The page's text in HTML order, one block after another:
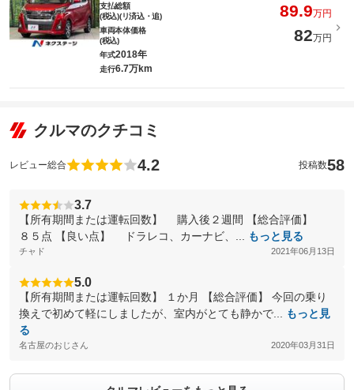
支払総額
(税込)(リ済込・追)
89.9万円
車両本体価格
(税込)
82万円
年式2018年
走行6.7万km
クルマのクチコミ
レビュー総合 4.2 投稿数58
3.7
【所有期間または運転回数】 購入後２週間 【総合評価】
８５点 【良い点】 ドラレコ、カーナビ、...
もっと見る
チャド 2021年06月13日
5.0
【所有期間または運転回数】 １か月 【総合評価】 今回の乗り
換えで初めて軽にしましたが、室内がとても静かで...
もっと見
る
名古屋のおじさん 2020年03月31日